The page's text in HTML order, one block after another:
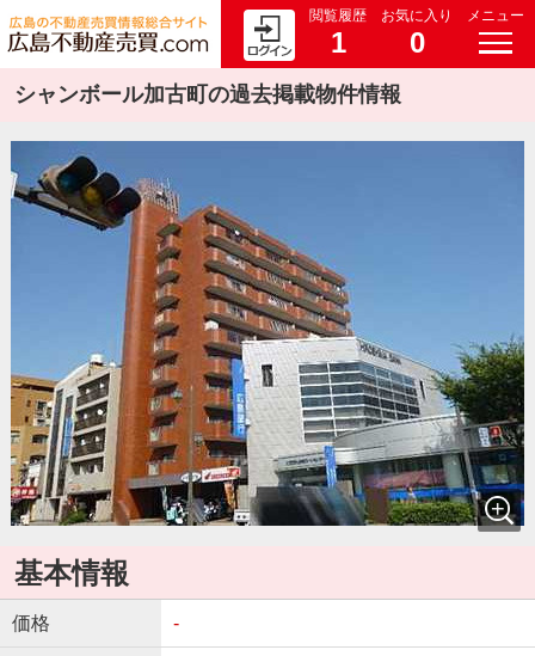
閲覧履歴
1
お気に入り
0
メニュー
シャンボール加古町の過去掲載物件情報
基本情報
価格 -